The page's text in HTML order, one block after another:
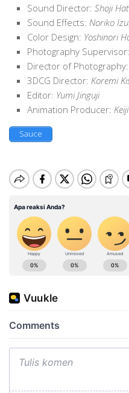
Sound Director: Shoji
Sound Effects: Noriko
Color Design: Yoshinori
Photography Supervisor:
Director of Photography:
3DCG Director: Koremi
Editor: Yumi Jinguji
Animation Producer:
Sauce